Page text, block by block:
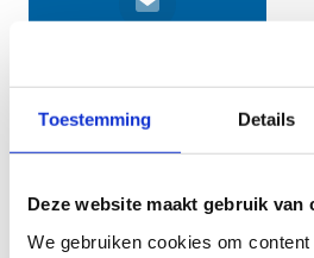
Toestemming Details
Deze website maakt gebruik van
We gebruiken cookies om